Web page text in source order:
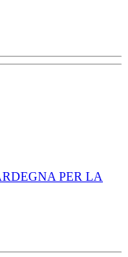
PER LA